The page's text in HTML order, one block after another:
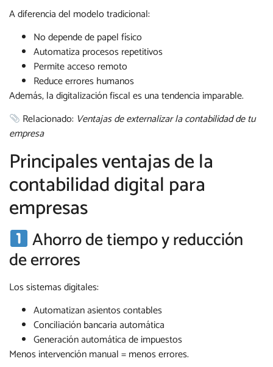
A diferencia del modelo tradicional:
No depende de papel físico
Automatiza procesos repetitivos
Permite acceso remoto
Reduce errores humanos
Además, la digitalización fiscal es una tendencia imparable.
Relacionado: Ventajas de externalizar la contabilidad de tu
empresa
Principales ventajas de la
contabilidad digital para
empresas
Ahorro de tiempo y reducción
de errores
Los sistemas digitales:
Automatizan asientos contables
Conciliación bancaria automática
Generación automática de impuestos
Menos intervención manual = menos errores.